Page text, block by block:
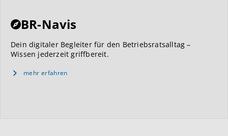
BR-Navis
Dein digitaler Begleiter für den Betriebsratsalltag –
Wissen jederzeit griffbereit.
mehr erfahren